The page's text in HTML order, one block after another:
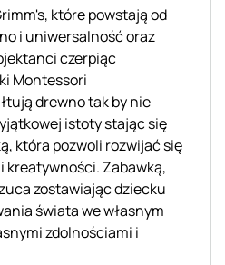
które powstająod
i uniwersalność oraz
czerpiąc
Montessori
drewno tak by nie
istoty stając się
która pozwoli rozwijać się
kreatywności. Zabawką,
zostawiając dziecku
świata we własnym
zdolnościami i